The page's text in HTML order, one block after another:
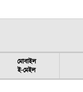
মোবাইল
ই-মেইল